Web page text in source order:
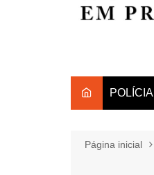
POLÍCIA
Página inicial